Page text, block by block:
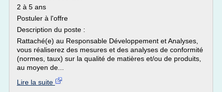
2 à 5 ans
Postuler à l'offre
Description du poste :
Rattaché(e) au Responsable Développement et Analyses,
vous réaliserez des mesures et des analyses de conformité
(normes, taux) sur la qualité de matières et/ou de produits,
au moyen de...
Lire la suite